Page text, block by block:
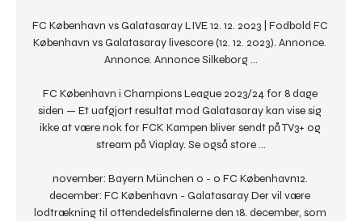
FC København vs Galatasaray LIVE 12. 12. 2023 | Fodbold FC
København vs Galatasaray livescore (12. 12. 2023). Annonce.
Annonce. Annonce Silkeborg ...
FC København i Champions League 2023/24 for 8 dage
siden — Et uafgjort resultat mod Galatasaray kan vise sig
ikke at være nok for FCK Kampen bliver sendt på TV3+ og
stream på Viaplay. Se også store ...
november: Bayern München 0 - 0 FC København12.
december: FC København - Galatasaray Der vil være
lodtrækning til ottendedelsfinalerne den 18. december, som